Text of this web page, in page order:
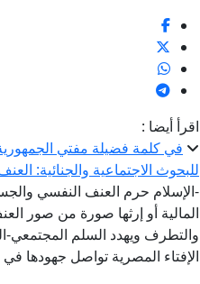
اقرأ أيضا :
في كلمة فضيلة مفتي الجمهورية
للبحوث الاجتماعية والجنائية:
-الإسلام حرم العنف النفسي
المالية أو إرثها صورة من صور
والتطرف ويهدد السلم المجتمعي-
الإفتاء المصرية تواصل جهودها